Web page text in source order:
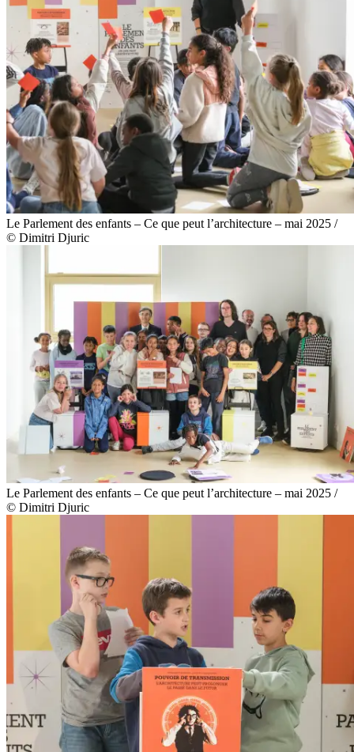
Le Parlement des enfants – Ce que peut l’architecture – mai 2025 /
© Dimitri Djuric
Le Parlement des enfants – Ce que peut l’architecture – mai 2025 /
© Dimitri Djuric